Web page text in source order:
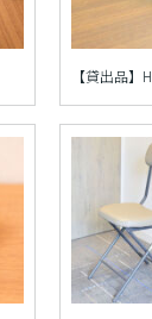
【貸出品】